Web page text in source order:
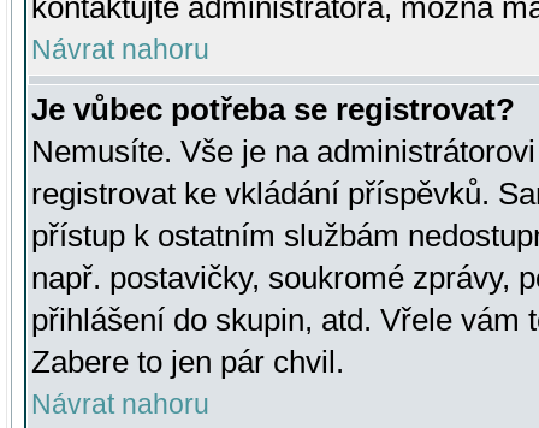
kontaktujte administrátora, možná
Návrat nahoru
Je vůbec potřeba se registrovat?
Nemusíte. Vše je na
registrovat ke vkládání příspěvků.
přístup k ostatním službám
např. postavičky, soukromé zprávy,
přihlášení do skupin, atd. Vřele vám
Zabere to jen pár chvil.
Návrat nahoru